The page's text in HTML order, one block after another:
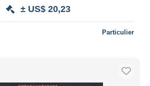
± US$ 20,23
Particulier